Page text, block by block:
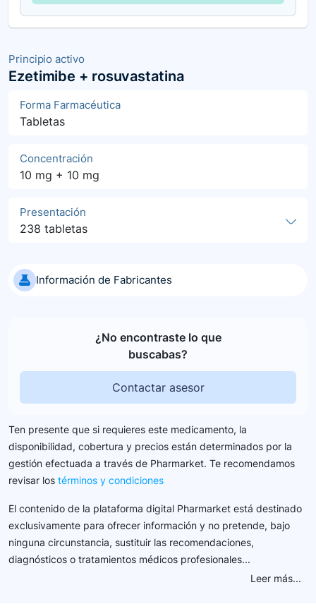
Principio activo
Ezetimibe + rosuvastatina
Forma Farmacéutica
Tabletas
Concentración
10 mg + 10 mg
Presentación
238 tabletas
Información de Fabricantes
¿No encontraste lo que
buscabas?
Contactar asesor
Ten presente que si requieres este medicamento, la
disponibilidad, cobertura y precios están determinados por la
gestión efectuada a través de Pharmarket. Te recomendamos
revisar los términos y condiciones
El contenido de la plataforma digital Pharmarket está destinado
exclusivamente para ofrecer información y no pretende, bajo
ninguna circunstancia, sustituir las recomendaciones,
diagnósticos o tratamientos médicos profesionales...
Leer más...